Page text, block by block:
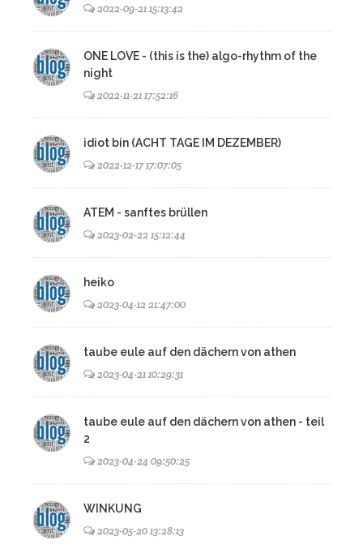
2022-09-21 15:13:42
ONE LOVE - (this is the) algo-rhythm of the
night
2022-11-21 17:52:16
idiot bin (ACHT TAGE IM DEZEMBER)
2022-12-17 17:07:05
ATEM - sanftes brüllen
2023-02-22 15:12:44
heiko
2023-04-12 21:47:00
taube eule auf den dächern von athen
2023-04-21 10:29:31
taube eule auf den dächern von athen - teil
2
2023-04-24 09:50:25
WINKUNG
2023-05-20 13:28:13